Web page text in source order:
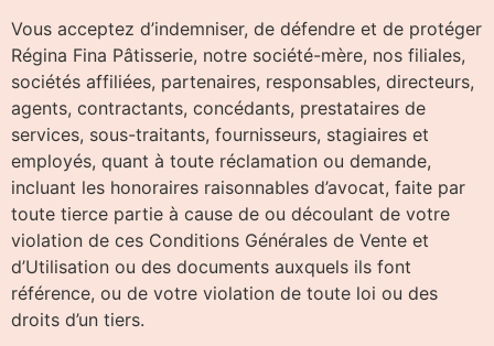
Vous acceptez d’indemniser, de défendre et de protéger
Régina Fina Pâtisserie, notre société-mère, nos filiales,
sociétés affiliées, partenaires, responsables, directeurs,
agents, contractants, concédants, prestataires de
services, sous-traitants, fournisseurs, stagiaires et
employés, quant à toute réclamation ou demande,
incluant les honoraires raisonnables d’avocat, faite par
toute tierce partie à cause de ou découlant de votre
violation de ces Conditions Générales de Vente et
d’Utilisation ou des documents auxquels ils font
référence, ou de votre violation de toute loi ou des
droits d’un tiers.